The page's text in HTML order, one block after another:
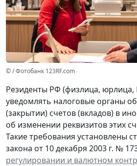
© / Фотобанк 123RF.com
Резиденты РФ (физлица,
уведомлять налоговые органы
(закрытии) счетов (вкладов) в
об изменении реквизитов этих
Такие требования установлены
закона от 10 декабря 2003 г. №
регулировании и валютном